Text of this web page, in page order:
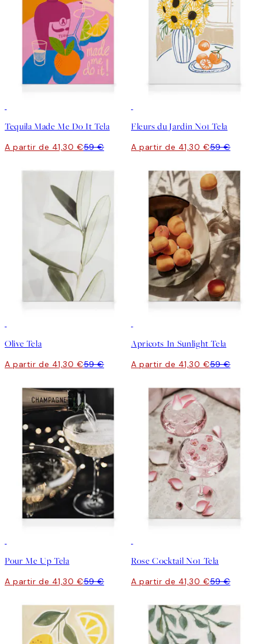
Tequila Made Me Do It Tela
A partir de 41,30 €59 €
Fleurs du Jardin No1 Tela
A partir de 41,30 €59 €
Olive Tela
A partir de 41,30 €59 €
Apricots In Sunlight Tela
A partir de 41,30 €59 €
Pour Me Up Tela
A partir de 41,30 €59 €
Rose Cocktail No1 Tela
A partir de 41,30 €59 €